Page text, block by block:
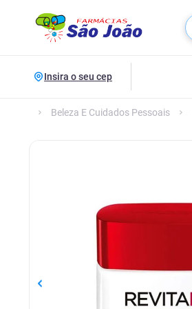
Insira o seu cep
Beleza E Cuidados Pessoais